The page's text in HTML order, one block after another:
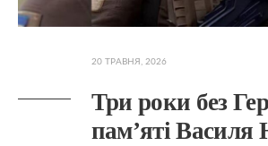
20 ТРАВНЯ, 2026
Три роки без
пам’яті